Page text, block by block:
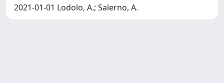
2021-01-01 Lodolo, A.; Salerno, A.